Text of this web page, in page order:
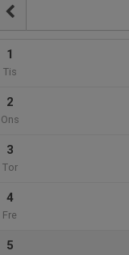
1
Tis
2
Ons
3
Tor
4
Fre
5